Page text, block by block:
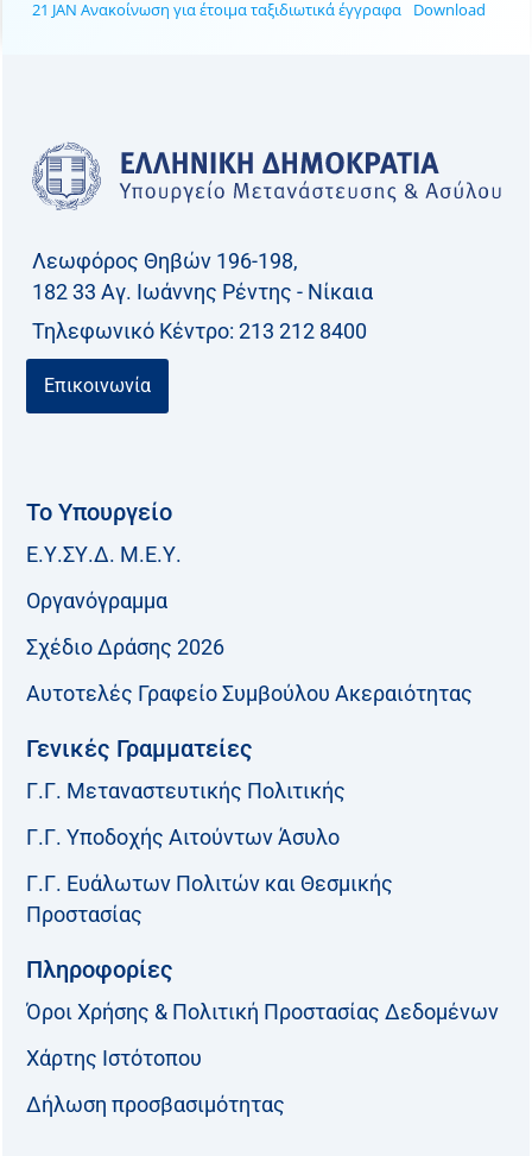
21 JAN Ανακοίνωση για έτοιμα ταξιδιωτικά έγγραφα Download
Λεωφόρος Θηβών 196-198,
182 33 Aγ. Ιωάννης Ρέντης - Νίκαια
Τηλεφωνικό Kέντρο: 213 212 8400
Επικοινωνία
Το Υπουργείο
Ε.Υ.ΣΥ.Δ. Μ.Ε.Υ.
Οργανόγραμμα
Σχέδιο Δράσης 2026
Αυτοτελές Γραφείο Συμβούλου Ακεραιότητας
Γενικές Γραμματείες
Γ.Γ. Μεταναστευτικής Πολιτικής
Γ.Γ. Υποδοχής Αιτούντων Άσυλο
Γ.Γ. Ευάλωτων Πολιτών και Θεσμικής
Προστασίας
Πληροφορίες
Όροι Χρήσης & Πολιτική Προστασίας Δεδομένων
Χάρτης Ιστότοπου
Δήλωση προσβασιμότητας